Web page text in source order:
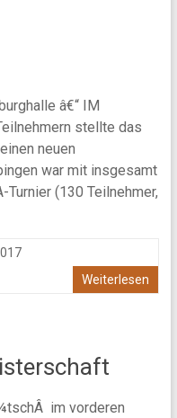
â€“ IM
stellte das
neuen
war mit insgesamt
(130 Teilnehmer,
Weiterlesen
im vorderen